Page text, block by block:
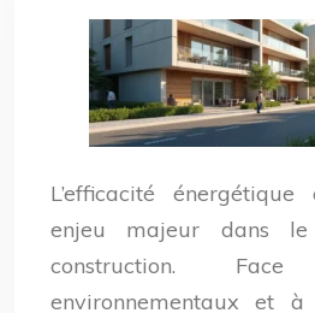
L’efficacité
enjeu majeur dans
construction.
environnementaux et